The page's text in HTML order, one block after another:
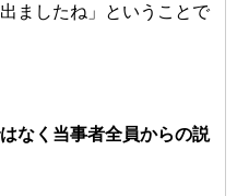
ましたね」ということで
なく当事者全員からの説